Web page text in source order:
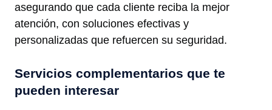
asegurando que cada cliente reciba la mejor
atención, con soluciones efectivas y
personalizadas que refuercen su seguridad.
Servicios complementarios que te
pueden interesar